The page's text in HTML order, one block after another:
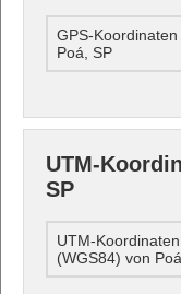
GPS-Koordinaten
Poá, SP
UTM-
SP
UTM-Koordinaten
(WGS84) von